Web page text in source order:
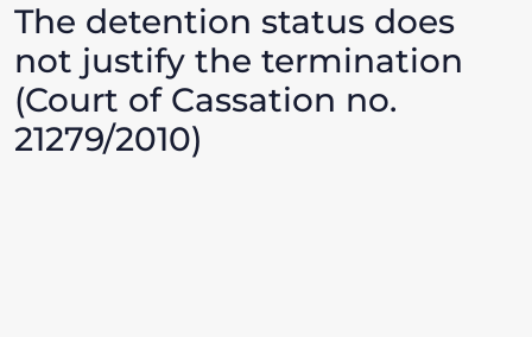
The detention status does
not justify the termination
(Court of Cassation no.
21279/2010)